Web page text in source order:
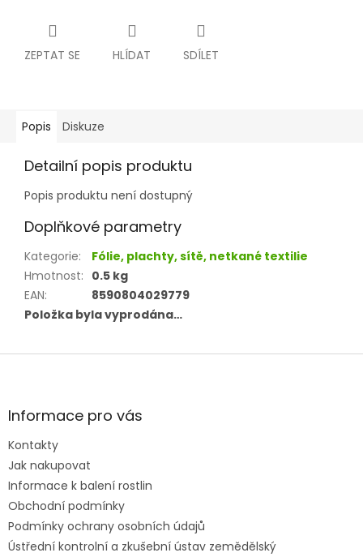
ZEPTAT SE HLÍDAT SDÍLET
Popis Diskuze
Detailní popis produktu
Popis produktu není dostupný
Doplňkové parametry
Kategorie:
Fólie, plachty, sítě, netkané textilie
Hmotnost: 0.5 kg
EAN:
8590804029779
Položka byla vyprodána…
Z
aInformace pro vás
Kontakty
Jak nakupovat
Informace k balení rostlin
Obchodní podmínky
Podmínky ochrany osobních údajů
Ústřední kontrolní a zkušební ústav zemědělský